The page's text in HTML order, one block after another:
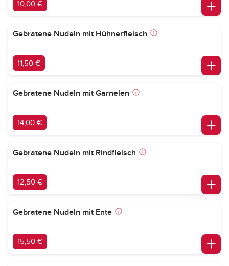
10,00 €
Gebratene Nudeln mit Hühnerfleisch
11,50 €
Gebratene Nudeln mit Garnelen
14,00 €
Gebratene Nudeln mit Rindfleisch
12,50 €
Gebratene Nudeln mit Ente
15,50 €